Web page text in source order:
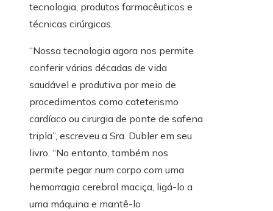
tecnologia, produtos farmacêuticos e
técnicas cirúrgicas.
“Nossa tecnologia agora nos permite
conferir várias décadas de vida
saudável e produtiva por meio de
procedimentos como cateterismo
cardíaco ou cirurgia de ponte de safena
tripla”, escreveu a Sra. Dubler em seu
livro. “No entanto, também nos
permite pegar num corpo com uma
hemorragia cerebral maciça, ligá-lo a
uma máquina e mantê-lo